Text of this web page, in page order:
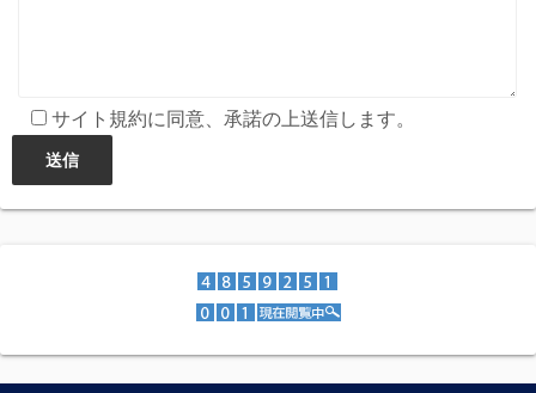
サイト規約に同意、承諾の上送信します。